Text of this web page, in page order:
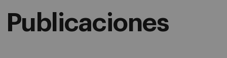
Publicaciones